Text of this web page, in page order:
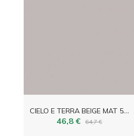
C
IELO E TERRA BEIGE MAT 59,8x59,8
46,8 € 64,7 €